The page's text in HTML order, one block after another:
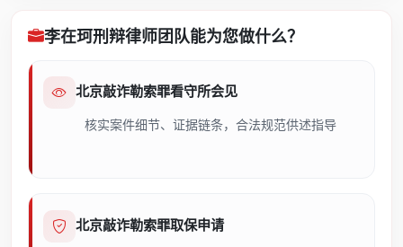
李在珂刑辩律师团队能为您做什么？
北京敲诈勒索罪看守所会见
核实案件细节、证据链条，合法规范供述指导
北京敲诈勒索罪取保申请